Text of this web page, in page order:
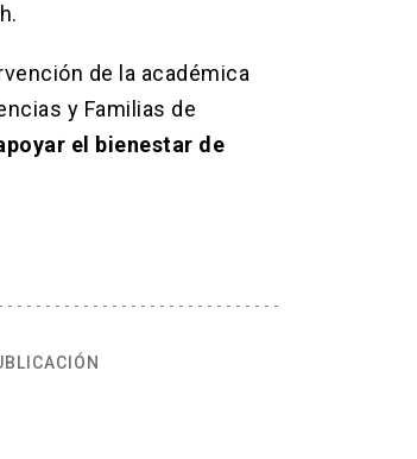
de la académica
y Familias de
el bienestar de